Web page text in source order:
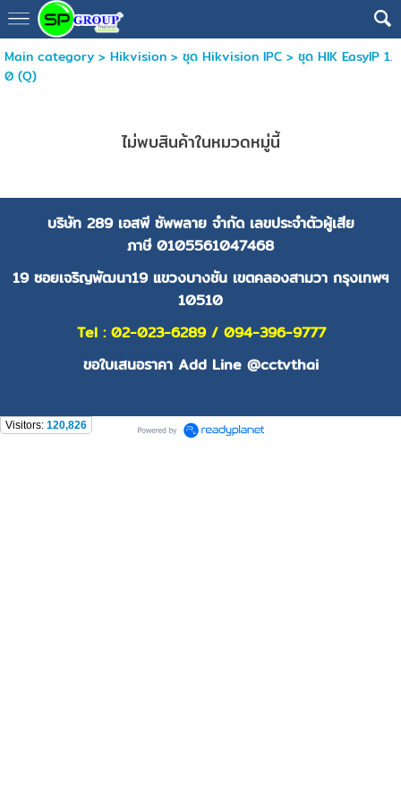
Main category> Hikvision> ชุด Hikvision IPC> ชุด HIK EasyIP 1.
0 (Q)
ไม่พบสินค้าในหมวดหมู่นี้
บริษัท 289 เอสพี ซัพพลาย จำกัด เลขประจำตัวผู้เสีย
ภาษี 0105561047468
19 ซอยเจริญพัฒนา19 แขวงบางชัน เขตคลองสามวา กรุงเทพฯ
10510
Tel : 02-023-6289 / 094-396-9777
ขอใบเสนอราคา Add Line @cctvthai
Visitors: 120,826